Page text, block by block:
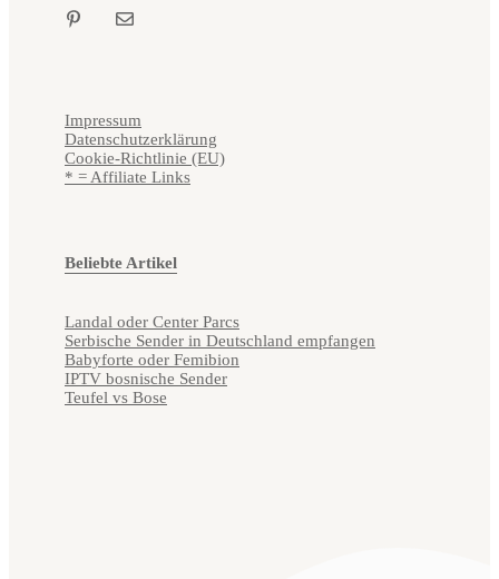
Impressum
Datenschutzerklärung
Cookie-Richtlinie (EU)
* = Affiliate Links
Beliebte Artikel
Landal oder Center Parcs
Serbische Sender in Deutschland empfangen
Babyforte oder Femibion
IPTV bosnische Sender
Teufel vs Bose